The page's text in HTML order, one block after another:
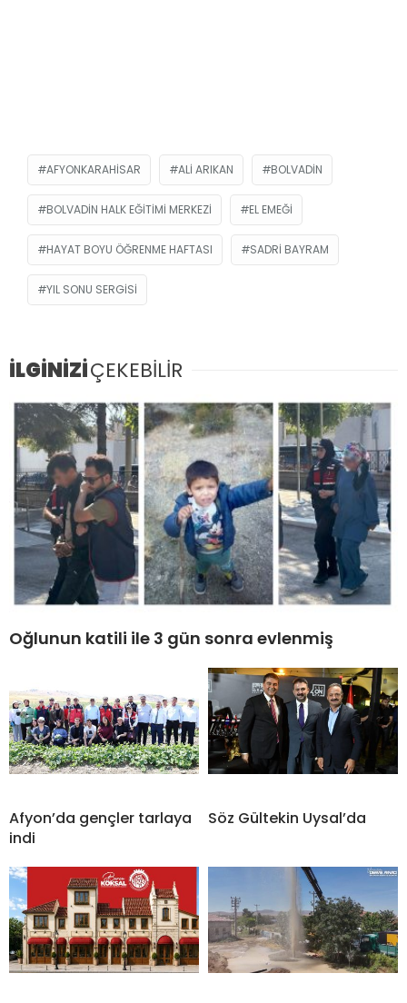
AFYONKARAHISAR ALI ARIKAN BOLVADIN
BOLVADIN HALK EĞITIMI MERKEZI EL EMEĞI
HAYAT BOYU ÖĞRENME HAFTASI SADRI BAYRAM
YIL SONU SERGISI
İLGİNİZİÇEKEBİLİR
Oğlunun katili ile 3 gün sonra evlenmiş
Afyon’da gençler tarlaya
indi
Söz Gültekin Uysal’da